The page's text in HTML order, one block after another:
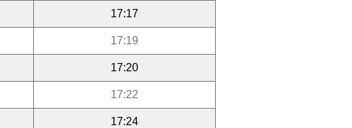
17:17
17:19
17:20
17:22
17:24